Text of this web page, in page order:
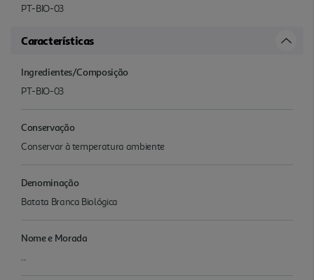
PT-BIO-03
Características
Ingredientes/Composição
PT-BIO-03
Conservação
Conservar à temperatura ambiente
Denominação
Batata Branca Biológica
Nome e Morada
...